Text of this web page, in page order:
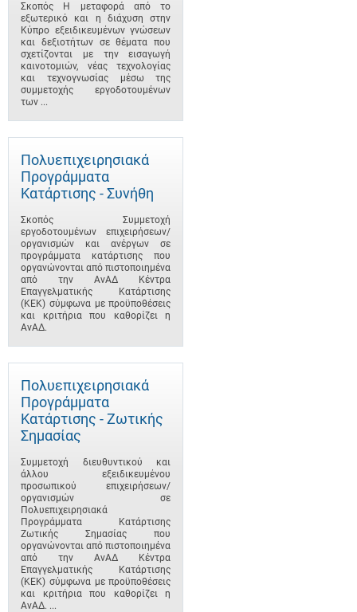
Σκοπός Η μεταφορά από το
εξωτερικό και η διάχυση στην
Κύπρο εξειδικευμένων γνώσεων
και δεξιοτήτων σε θέματα που
σχετίζονται με την εισαγωγή
καινοτομιών, νέας τεχνολογίας
και τεχνογνωσίας μέσω της
συμμετοχής εργοδοτουμένων
των ...
Πολυεπιχειρησιακά
Προγράμματα
Κατάρτισης - Συνήθη
Σκοπός Συμμετοχή
εργοδοτουμένων επιχειρήσεων/
οργανισμών και ανέργων σε
προγράμματα κατάρτισης που
οργανώνονται από πιστοποιημένα
από την ΑνΑΔ Κέντρα
Επαγγελματικής Κατάρτισης
(ΚΕΚ) σύμφωνα με προϋποθέσεις
και κριτήρια που καθορίζει η
ΑνΑΔ.
Πολυεπιχειρησιακά
Προγράμματα
Κατάρτισης - Ζωτικής
Σημασίας
Συμμετοχή διευθυντικού και
άλλου εξειδικευμένου
προσωπικού επιχειρήσεων/
οργανισμών σε
Πολυεπιχειρησιακά
Προγράμματα Κατάρτισης
Ζωτικής Σημασίας που
οργανώνονται από πιστοποιημένα
από την ΑνΑΔ Κέντρα
Επαγγελματικής Κατάρτισης
(ΚΕΚ) σύμφωνα με προϋποθέσεις
και κριτήρια που καθορίζει η
ΑνΑΔ. ...